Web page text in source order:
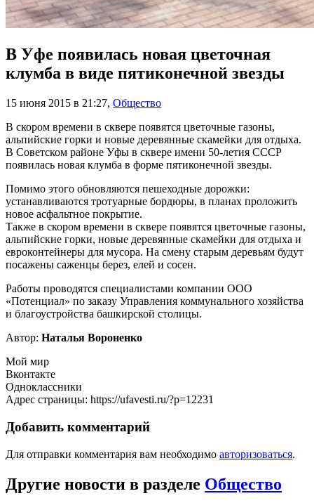
В Уфе появилась новая цветочная
клумба в виде пятиконечной звезды
15 июня 2015 в 21:27, Общество
В скором времени в сквере появятся цветочные газоны,
альпийские горки и новые деревянные скамейки для отдыха.
В Советском районе Уфы в сквере имени 50-летия СССР
появилась новая клумба в форме пятиконечной звезды.
Помимо этого обновляются пешеходные дорожки:
устанавливаются тротуарные бордюры, в планах проложить
новое асфальтное покрытие.
Также в скором времени в сквере появятся цветочные газоны,
альпийские горки, новые деревянные скамейки для отдыха и
евроконтейнеры для мусора. На смену старым деревьям будут
посажены саженцы берез, елей и сосен.
Работы проводятся специалистами компании ООО
«Потенциал» по заказу Управления коммунального хозяйства
и благоустройства башкирской столицы.
Автор: Наталья Вороненко
Мой мир
Вконтакте
Одноклассники
Адрес страницы: https://ufavesti.ru/?p=12231
Добавить комментарий
Для отправки комментария вам необходимо авторизоваться.
Другие новости в разделе Общество